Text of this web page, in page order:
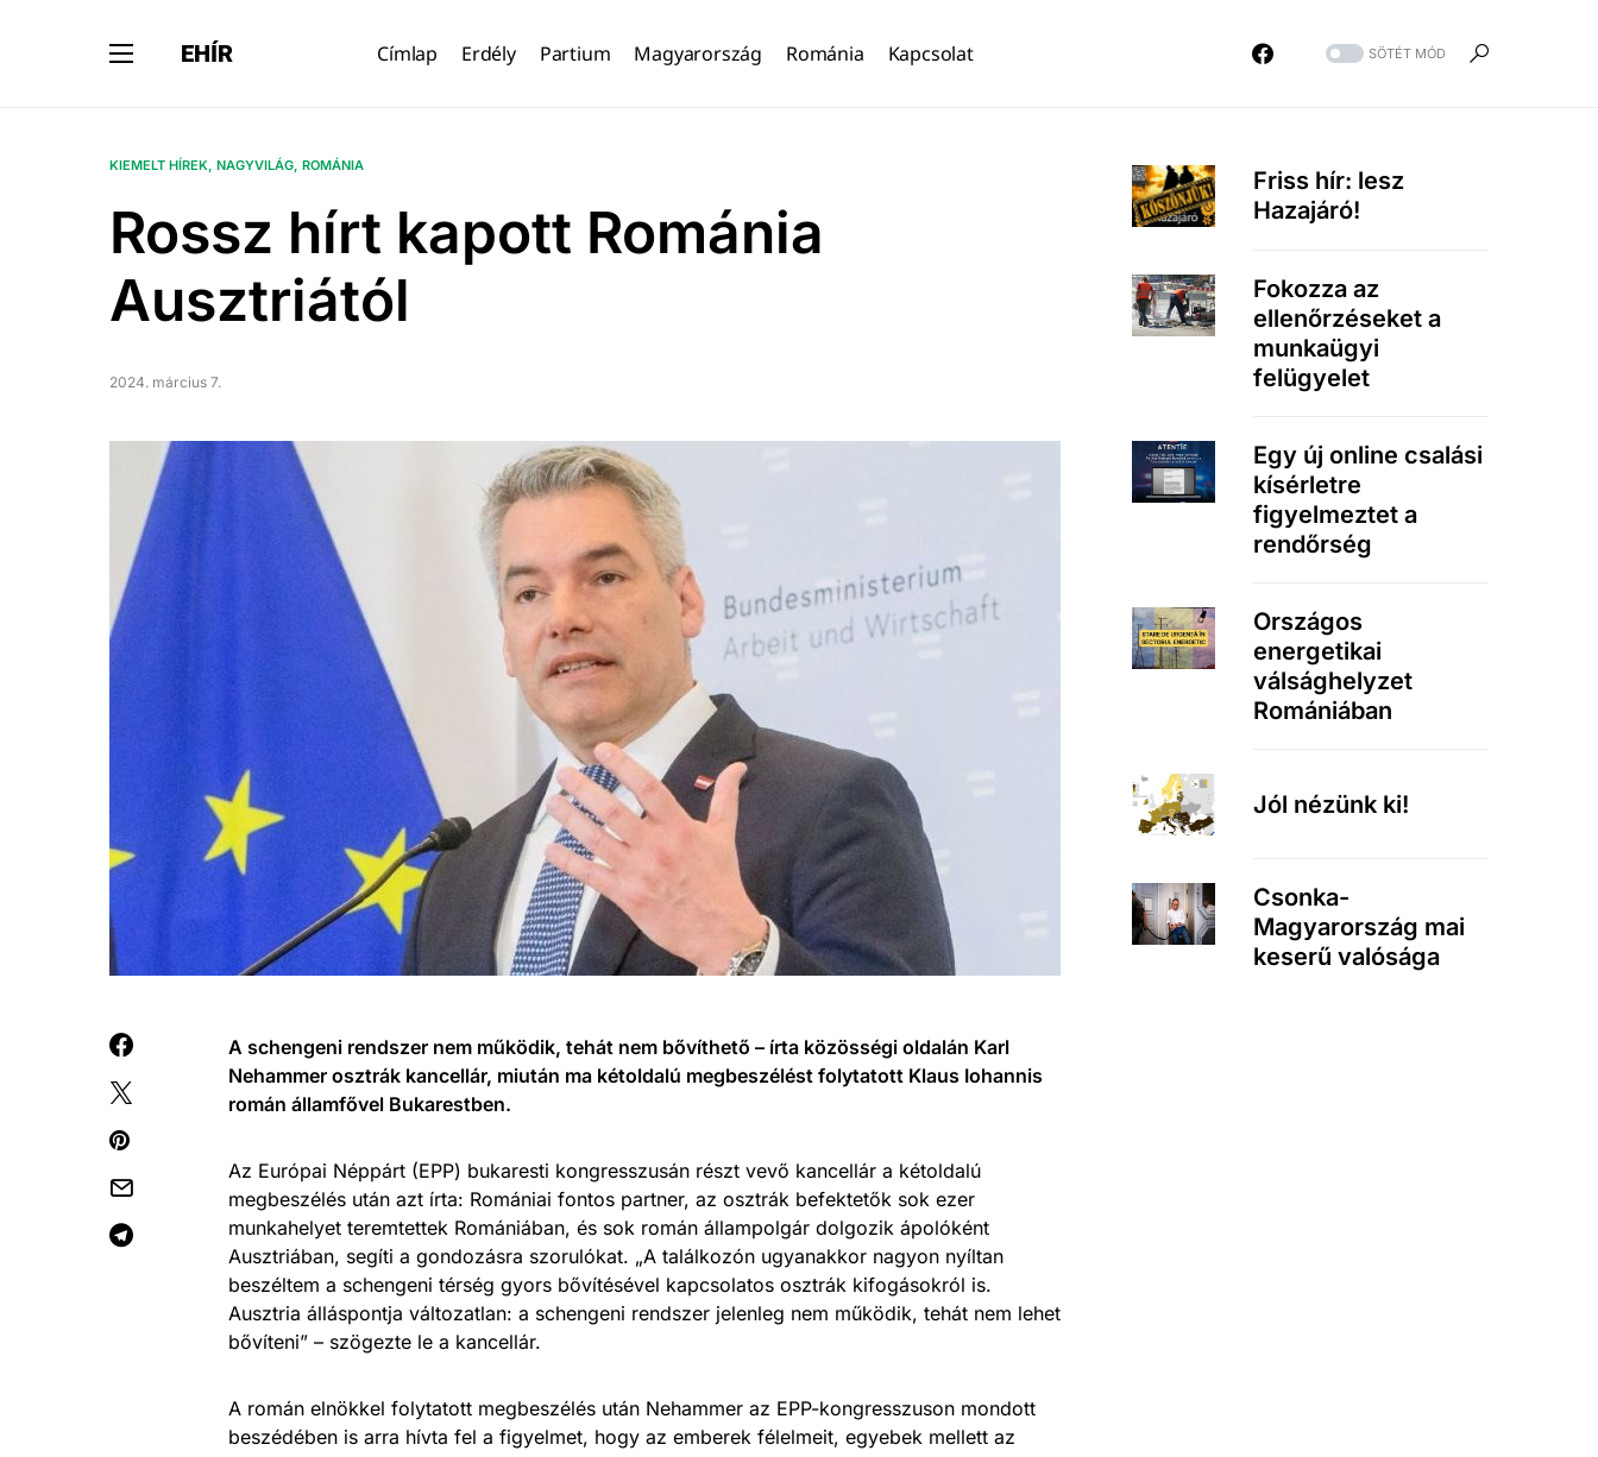
EHÍR Címlap Erdély Partium Magyarország Románia Kapcsolat SÖTÉT MÓD
KIEMELT HÍREK NAGYVILÁG ROMÁNIA
Rossz hírt kapott Románia
Ausztriától
2024. március 7.
A schengeni rendszer nem működik, tehát nem bővíthető – írta közösségi oldalán Karl
Nehammer osztrák kancellár, miután ma kétoldalú megbeszélést folytatott Klaus Iohannis
román államfővel Bukarestben.
Az Európai Néppárt (EPP) bukaresti kongresszusán részt vevő kancellár a kétoldalú
megbeszélés után azt írta: Romániai fontos partner, az osztrák befektetők sok ezer
munkahelyet teremtettek Romániában, és sok román állampolgár dolgozik ápolóként
Ausztriában, segíti a gondozásra szorulókat. „A találkozón ugyanakkor nagyon nyíltan
beszéltem a schengeni térség gyors bővítésével kapcsolatos osztrák kifogásokról is.
Ausztria álláspontja változatlan: a schengeni rendszer jelenleg nem működik, tehát nem lehet
bővíteni” – szögezte le a kancellár.
A román elnökkel folytatott megbeszélés után Nehammer az EPP-kongresszuson mondott
beszédében is arra hívta fel a figyelmet, hogy az emberek félelmeit, egyebek mellett az
Friss hír: lesz
Hazajáró!
Fokozza az
ellenőrzéseket a
munkaügyi
felügyelet
Egy új online csalási
kísérletre
figyelmeztet a
rendőrség
Országos
energetikai
válsághelyzet
Romániában
Jól nézünk ki!
Csonka-
Magyarország mai
keserű valósága